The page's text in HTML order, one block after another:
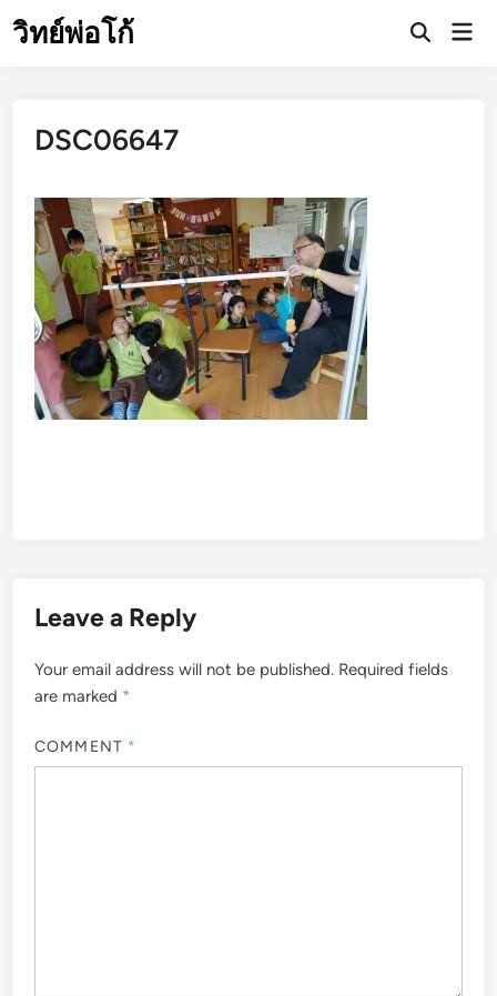
toวิทย์พ่อโก้
Open
DSC06647
Leave a Reply
Your email address will not be published. Required fields
are marked *
COMMENT *